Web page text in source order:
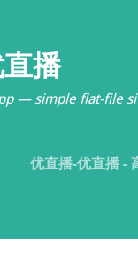
播
— simple flat-file
优直播-优直播 -